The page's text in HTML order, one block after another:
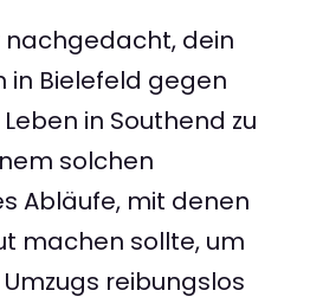
dein
in Bielefeld gegen
in Southend zu
solchen
Abläufe, mit denen
machen sollte, um
reibungslos